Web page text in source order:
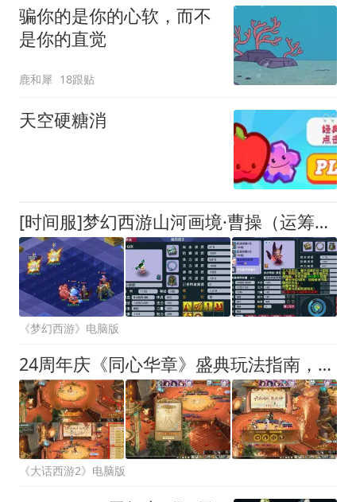
骗你的是你的心软，而不
是你的直觉
鹿和犀 18跟贴
天空硬糖消
[时间服]梦幻西游山河画境·曹操（运筹）攻略 - 拥有百暴体验的物理流派
《梦幻西游》电脑版
24周年庆《同心华章》盛典玩法指南，福利拿满不迷路
《大话西游2》电脑版